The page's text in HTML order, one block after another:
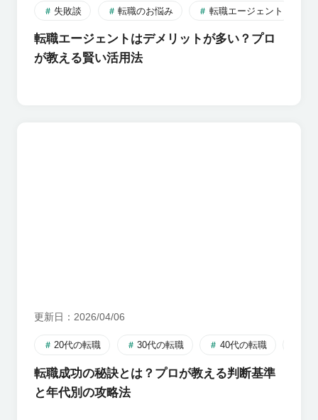
失敗談 転職のお悩み 転職エージェント
転職エージェントはデメリットが多い？プロ
が教える賢い活用法
更新日 2026/04/06
20代の転職 30代の転職 40代の転職
転職成功の秘訣とは？プロが教える判断基準
と年代別の攻略法